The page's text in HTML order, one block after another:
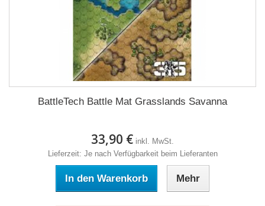
BattleTech Battle Mat Grasslands Savanna
33,90 € inkl. MwSt.
Lieferzeit: Je nach Verfügbarkeit beim Lieferanten
In den Warenkorb Mehr